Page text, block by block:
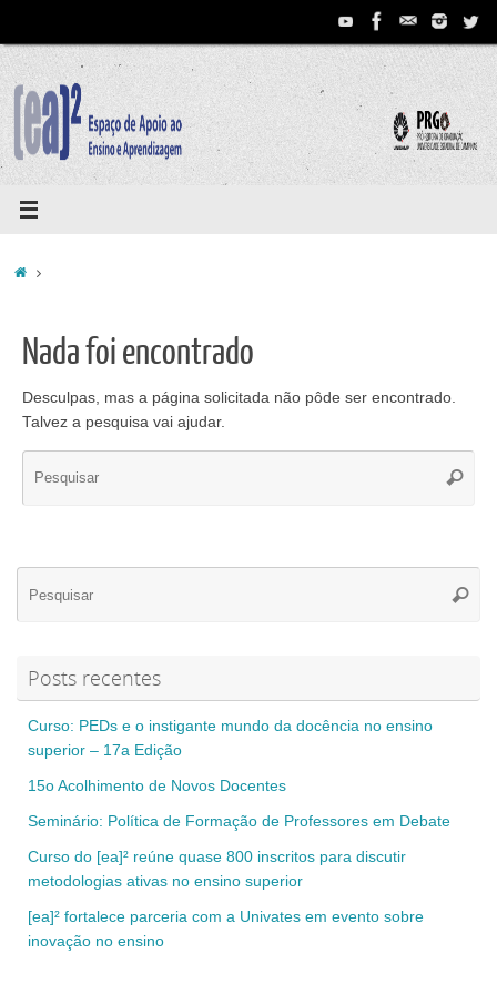
conteúdo
Home
Nada foi encontrado
Desculpas, mas a página solicitada não pôde ser encontrado.
Talvez a pesquisa vai ajudar.
Posts recentes
Curso: PEDs e o instigante mundo da docência no ensino
superior – 17a Edição
15o Acolhimento de Novos Docentes
Seminário: Política de Formação de Professores em Debate
Curso do [ea]² reúne quase 800 inscritos para discutir
metodologias ativas no ensino superior
[ea]² fortalece parceria com a Univates em evento sobre
inovação no ensino